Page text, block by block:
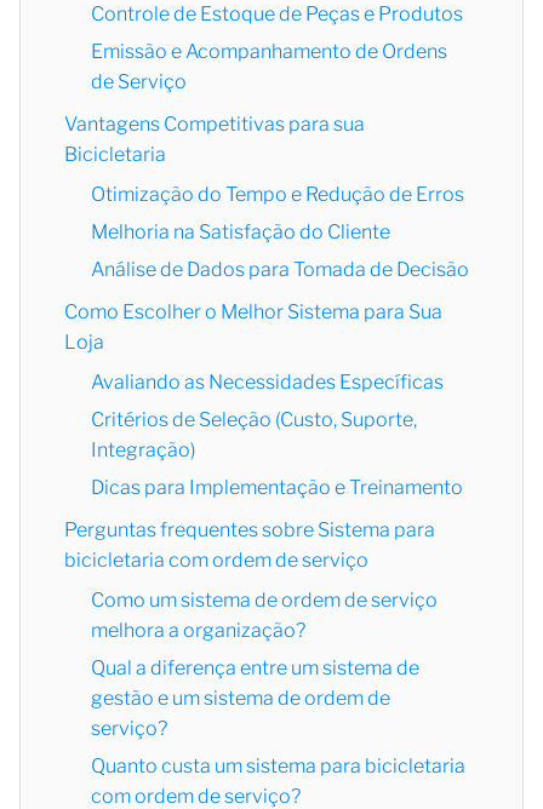
Controle de Estoque de Peças e Produtos
Emissão e Acompanhamento de Ordens
de Serviço
Vantagens Competitivas para sua
Bicicletaria
Otimização do Tempo e Redução de Erros
Melhoria na Satisfação do Cliente
Análise de Dados para Tomada de Decisão
Como Escolher o Melhor Sistema para Sua
Loja
Avaliando as Necessidades Específicas
Critérios de Seleção (Custo, Suporte,
Integração)
Dicas para Implementação e Treinamento
Perguntas frequentes sobre Sistema para
bicicletaria com ordem de serviço
Como um sistema de ordem de serviço
melhora a organização?
Qual a diferença entre um sistema de
gestão e um sistema de ordem de
serviço?
Quanto custa um sistema para bicicletaria
com ordem de serviço?